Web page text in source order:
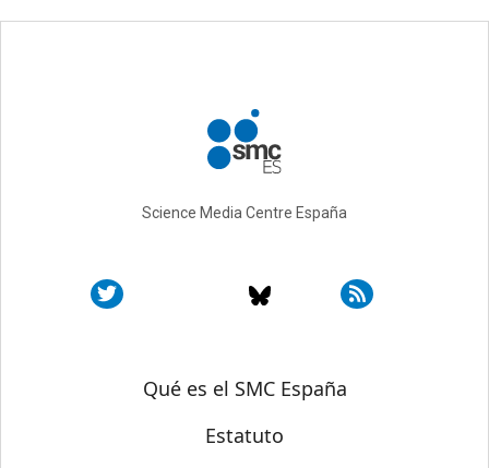
Science Media Centre España
Sobre SMC España
Qué es el SMC España
Estatuto